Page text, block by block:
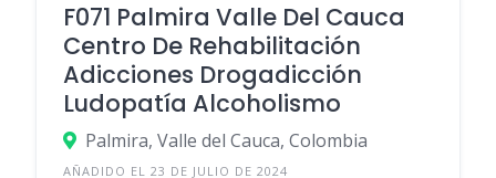
F071 Palmira Valle Del Cauca
Centro De Rehabilitación
Adicciones Drogadicción
Ludopatía Alcoholismo
Palmira, Valle del Cauca, Colombia
AÑADIDO EL 23 DE JULIO DE 2024